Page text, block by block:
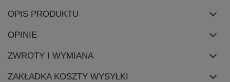
OPIS PRODUKTU
OPINIE
ZWROTY I WYMIANA
ZAKŁADKA KOSZTY WYSYŁKI